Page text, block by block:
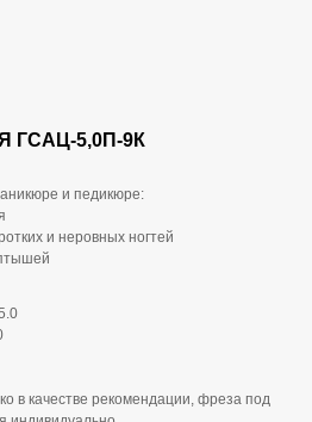
ГСАЦ-5,0П-9К
и педикюре:
и неровных ногтей
в качестве рекомендации, фреза под